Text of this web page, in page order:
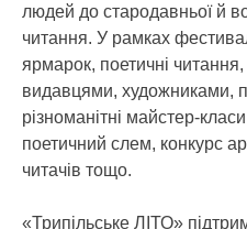
людей до стародавньої й
читання. У рамках
ярмарок, поетичні
видавцями, художниками,
різноманітні майстер-
поетичний слем, конкурс
читачів тощо.
«Трипільське ЛІТО»